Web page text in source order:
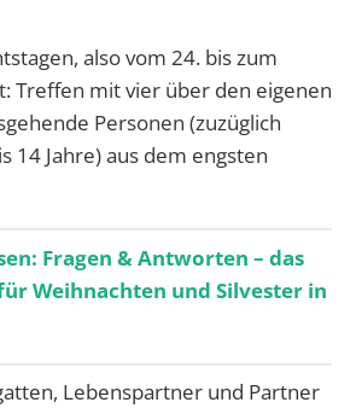
also vom 24. bis zum
Treffen mitvier über den eigenen
Personen (zuzüglich
14 Jahre) aus dem engsten
Fragen & Antworten – das
Weihnachten und Silvester in
Lebenspartner und Partner